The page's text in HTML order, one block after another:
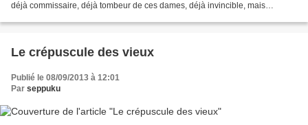
déjà commissaire, déjà tombeur de ces dames, déjà invincible, mais
Le crépuscule des vieux
Publié le 08/09/2013 à 12:01
Par seppuku